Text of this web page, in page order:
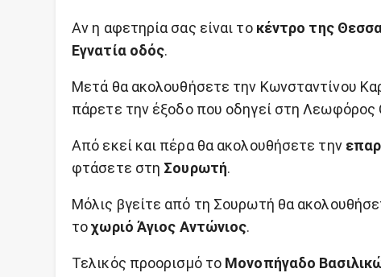
Αν η αφετηρία σας είναι το κέντρο της
Εγνατία οδός.
Μετά θα ακολουθήσετε την Κωνσταντίνου
πάρετε την έξοδο που οδηγεί στη
Από εκεί και πέρα θα ακολουθήσετε την
φτάσετε στη Σουρωτή.
Μόλις βγείτε από τη Σουρωτή θα
τοχωριό Άγιος Αντώνιος.
Τελικός προορισμό το Μονοπήγαδο